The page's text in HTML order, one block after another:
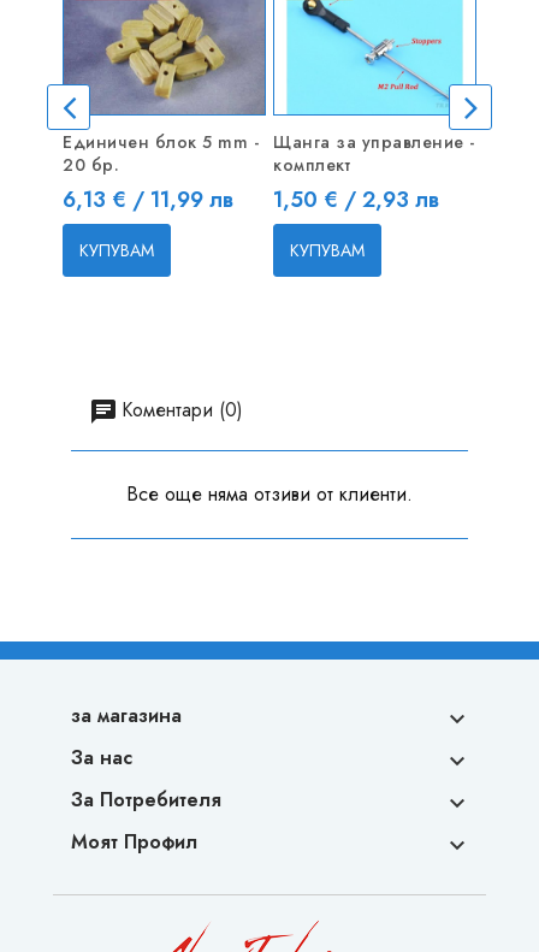
Единичен блок 5 mm -
20 бр.
Цена
6,13 € / 11,99 лв
КУПУВАМ
Щанга за управление -
комплект
Цена
1,50 € / 2,93 лв
КУПУВАМ
Коментари (0)
Все още няма отзиви от клиенти.
за магазина 
За нас 
За Потребителя 
Моят Профил 